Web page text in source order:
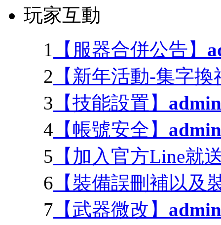
玩家互動
1 【服器合併公告】
2 【新年活動-集字
3 【技能設置】 admin
4 【帳號安全】 admin
5 【加入官方Line就
6 【裝備誤刪補以及
7 【武器微改】 admin